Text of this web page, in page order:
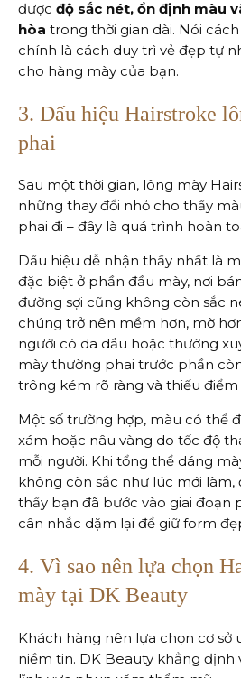
được độ sắc nét, ổn định màu
hòa trong thời gian dài. Nói
chính là cách duy trì vẻ đẹp tự
cho hàng mày của bạn.
3. Dấu hiệu Hairstroke
phai
Sau một thời gian, lông mày
những thay đổi nhỏ cho thấy
phai đi – đây là quá trình hoàn
Dấu hiệu dễ nhận thấy nhất là
đặc biệt ở phần đầu mày, nơi
đường sợi cũng không còn sắc
chúng trở nên mềm hơn, mờ
người có da dầu hoặc thường
mày thường phai trước phần
trông kém rõ ràng và thiếu điểm
Một số trường hợp, màu có thể
xám hoặc nâu vàng do tốc độ
mỗi người. Khi tổng thể dáng
không còn sắc như lúc mới làm,
thấy bạn đã bước vào giai đoạn
cân nhắc dặm lại để giữ form
4. Vì sao nên lựa chọn
mày tại DK Beauty
Khách hàng nên lựa chọn cơ sở
niềm tin. DK Beauty khẳng